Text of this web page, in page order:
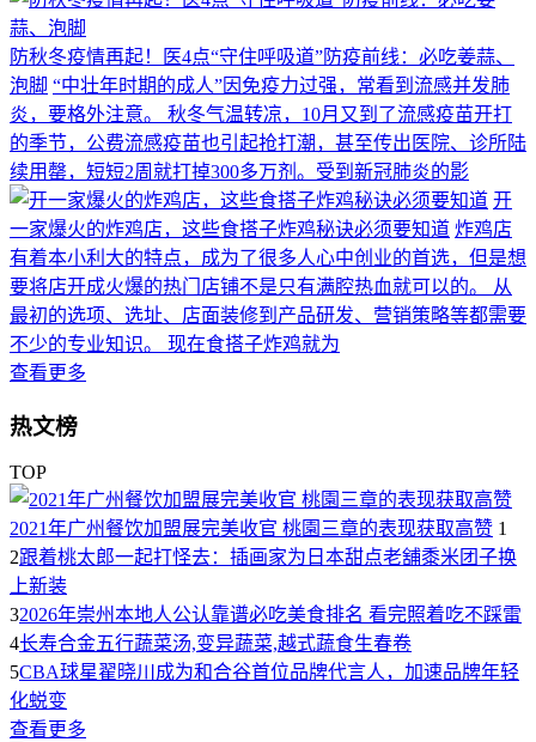
防秋冬疫情再起！医4点“守住呼吸道”防疫前线：必吃姜蒜、
泡脚 “中壮年时期的成人”因免疫力过强，常看到流感并发肺
炎，要格外注意。 秋冬气温转凉，10月又到了流感疫苗开打
的季节，公费流感疫苗也引起抢打潮，甚至传出医院、诊所陆
续用罄，短短2周就打掉300多万剂。受到新冠肺炎的影
开
一家爆火的炸鸡店，这些食搭子炸鸡秘诀必须要知道 炸鸡店
有着本小利大的特点，成为了很多人心中创业的首选，但是想
要将店开成火爆的热门店铺不是只有满腔热血就可以的。 从
最初的选项、选址、店面装修到产品研发、营销策略等都需要
不少的专业知识。 现在食搭子炸鸡就为
查看更多
热文榜
TOP
2021年广州餐饮加盟展完美收官 桃園三章的表现获取高赞 1
2跟着桃太郎一起打怪去：插画家为日本甜点老舖黍米团子换
上新装
32026年崇州本地人公认靠谱必吃美食排名 看完照着吃不踩雷
4长寿合金五行蔬菜汤,变异蔬菜,越式蔬食生春卷
5CBA球星翟晓川成为和合谷首位品牌代言人，加速品牌年轻
化蜕变
查看更多